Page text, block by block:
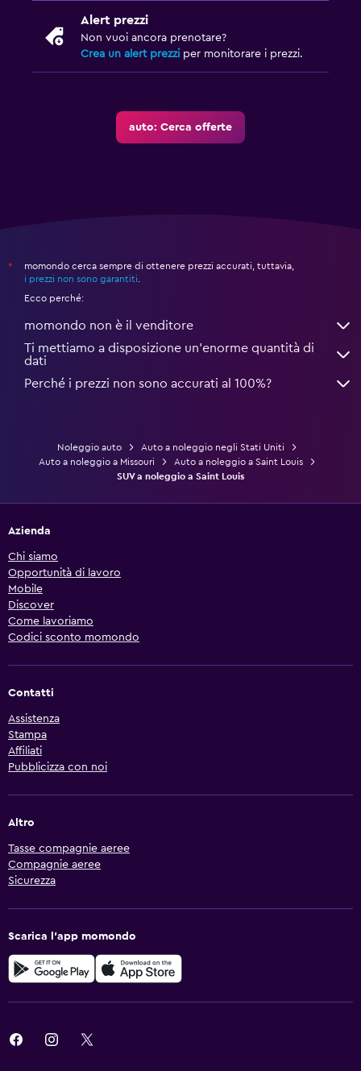
Alert prezzi
Non vuoi ancora prenotare?
Crea un alert prezzi per monitorare i prezzi.
auto: Cerca offerte
*
momondo cerca sempre di ottenere prezzi accurati, tuttavia,
i prezzi non sono garantiti
Ecco perché:
momondo non è il venditore
Ti mettiamo a disposizione un’enorme quantità di
dati
Perché i prezzi non sono accurati al 100%?
Noleggio auto
Auto a noleggio negli Stati Uniti
Auto a noleggio a Missouri
Auto a noleggio a Saint Louis
SUV a noleggio a Saint Louis
Azienda
Chi siamo
Opportunità di lavoro
Mobile
Discover
Come lavoriamo
Codici sconto momondo
Contatti
Assistenza
Stampa
Affiliati
Pubblicizza con noi
Altro
Tasse compagnie aeree
Compagnie aeree
Sicurezza
Scarica l'app momondo